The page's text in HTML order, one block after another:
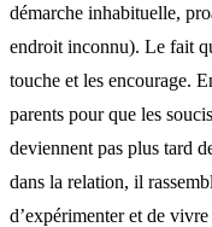
démarche inhabituelle,
endroit inconnu). Le fait
touche et les encourage.
parents pour que les
deviennent pas plus tard
dans la relation, il
d’expérimenter et de